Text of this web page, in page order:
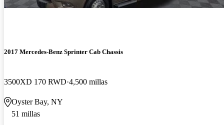
2017 Mercedes-Benz Sprinter Cab Chassis
3500XD 170 RWD 4,500 millas
Oyster Bay, NY
51 millas